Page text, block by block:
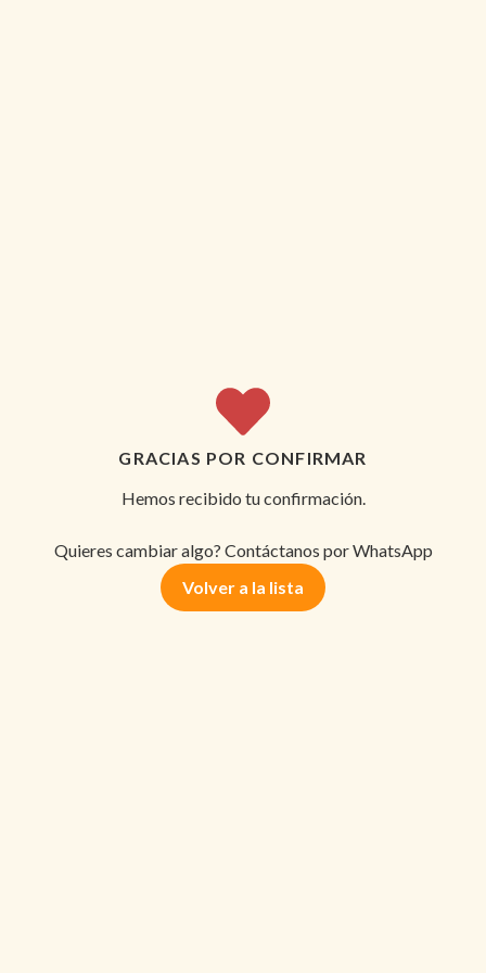
GRACIAS POR CONFIRMAR
Hemos recibido tu confirmación.
Quieres cambiar algo? Contáctanos por WhatsApp
Volver a la lista